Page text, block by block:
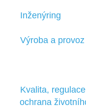
Inženýring
Výroba a provoz
Kvalita,
ochrana